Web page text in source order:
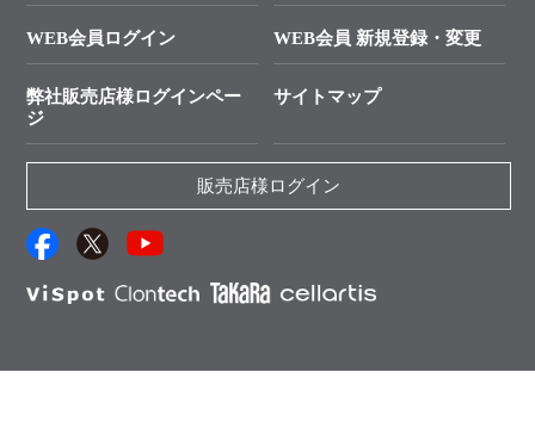
制限酵素切断サイトの検索
ユーザーズボイス集
エピジェネティクス実験ガイド
抗体検索サイト
└ カスタム製造お問い合わせ
資料請求 機器関連
資料請求 受託関連
資料請求 核酸抽出・精製カタログ
サンプル請求一覧
プロトコール集
WEB会員ログイン WEB会員 新規登録・変更
弊社販売店様ログインペー
ジ
サイトマップ
販売店様ログイン